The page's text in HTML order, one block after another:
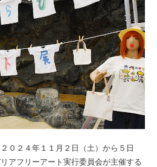
０２４年１１月２日（土）から５日
アフリーアート実行委員会が主催する